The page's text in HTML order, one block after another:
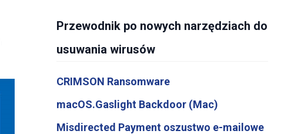
Przewodnik po nowych narzędziach do
usuwania wirusów
CRIMSON Ransomware
macOS.Gaslight Backdoor (Mac)
Misdirected Payment oszustwo e-mailowe